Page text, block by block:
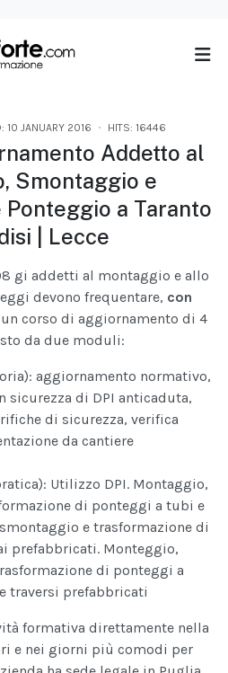
10 JANUARY 2016 HITS: 16446
Addetto al
Smontaggio e
a Taranto
| Lecce
gi addetti al montaggio e allo
devono frequentare, con
un corso di aggiornamento di 4
da due moduli:
aggiornamento normativo,
sicurezza di DPI anticaduta,
di sicurezza, verifica
da cantiere
Utilizzo DPI. Montaggio,
di ponteggi a tubi e
e trasformazione di
prefabbricati. Monteggio,
di ponteggi a
traversi prefabbricati
formativa direttamente nella
e nei giorni più comodi per